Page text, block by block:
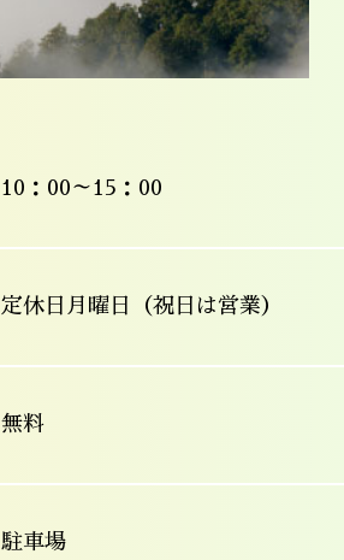
10：00～15：00
定休日月曜日（祝日は営業）
無料
駐車場